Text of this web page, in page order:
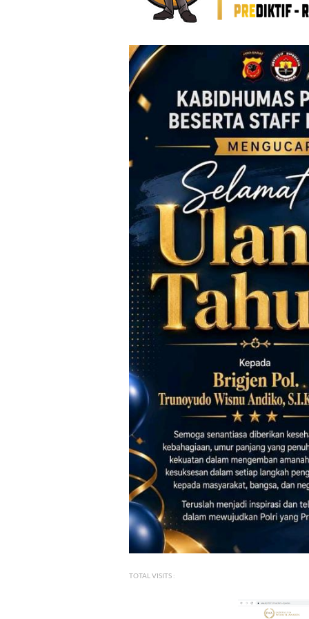
TOTAL VISITS :